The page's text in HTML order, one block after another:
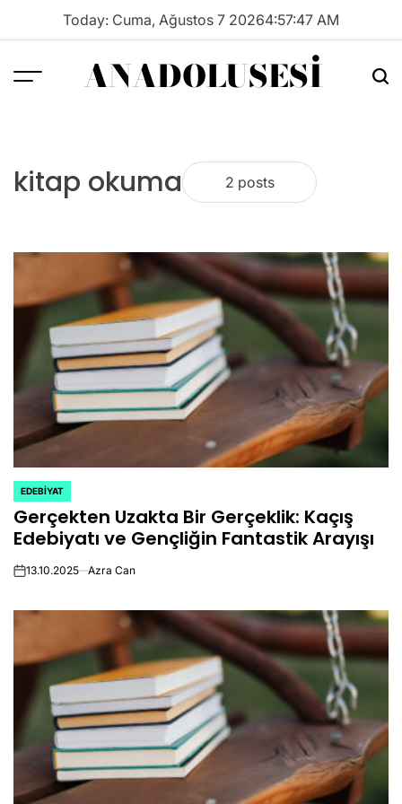
Today: Cuma, Ağustos 7 20264:57:47 AM
Menu ANADOLUSESI
kitap okuma 2 posts
POSTED
IN
EDEBIYAT
Gerçekten Uzakta Bir Gerçeklik: Kaçış
Edebiyatı ve Gençliğin Fantastik Arayışı
on13.10.2025 Azra Can